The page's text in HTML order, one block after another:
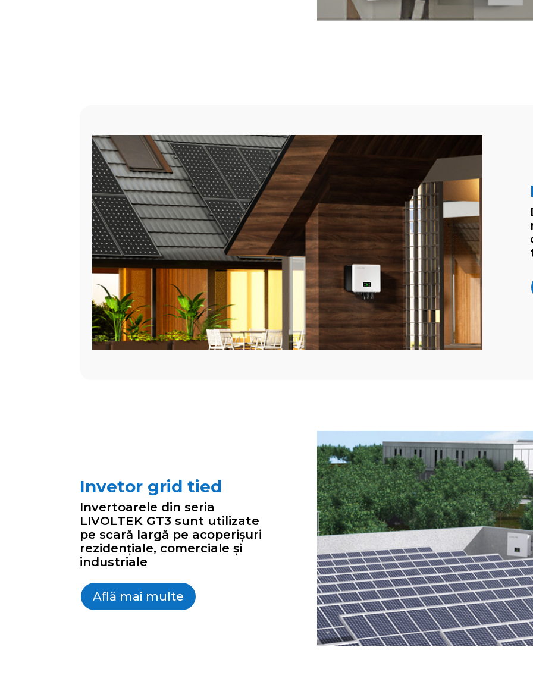
Invetor grid tied
Invertoarele din seria
LIVOLTEK GT3 sunt utilizate
pe scară largă pe acoperișuri
rezidențiale, comerciale și
industriale
Află mai multe